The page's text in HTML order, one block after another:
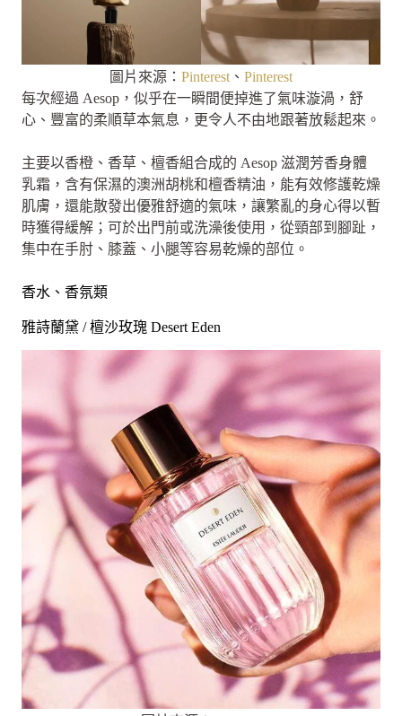
圖片來源： Pinterest、 Pinterest
每次經過 Aesop，似乎在一瞬間便掉進了氣味漩渦，舒
心、豐富的柔順草本氣息，更令人不由地跟著放鬆起來。
主要以香橙、香草、檀香組合成的 Aesop 滋潤芳香身體
乳霜，含有保濕的澳洲胡桃和檀香精油，能有效修護乾燥
肌膚，還能散發出優雅舒適的氣味，讓繁亂的身心得以暫
時獲得緩解；可於出門前或洗澡後使用，從頸部到腳趾，
集中在手肘、膝蓋、小腿等容易乾燥的部位。
香水、香氛類
雅詩蘭黛 / 檀沙玫瑰 Desert Eden